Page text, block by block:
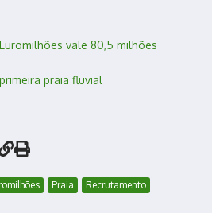
vale 80,5 milhões
praia fluvial
Praia Recrutamento